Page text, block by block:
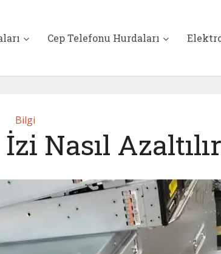
Cep Telefonu Hurdaları
Bilgi
Nasıl Azaltılır